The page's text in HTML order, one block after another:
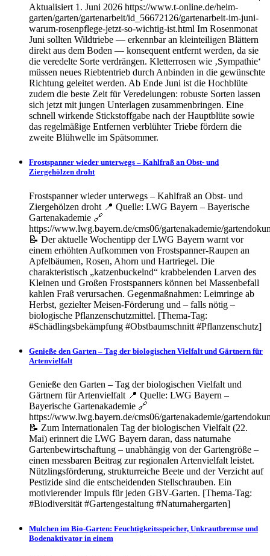
Aktualisiert 1. Juni 2026 https://www.t-online.de/heim-
garten/garten/gartenarbeit/id_56672126/gartenarbeit-im-juni-
warum-rosenpflege-jetzt-so-wichtig-ist.html Im Rosenmonat
Juni sollten Wildtriebe — erkennbar an kleinteiligen Blättern
direkt aus dem Boden — konsequent entfernt werden, da sie
die veredelte Sorte verdrängen. Kletterrosen wie ‚Sympathie‘
müssen neues Riebtentrieb durch Anbinden in die gewünschte
Richtung geleitet werden. Ab Ende Juni ist die Hochblüte
zudem die beste Zeit für Veredelungen: robuste Sorten lassen
sich jetzt mit jungen Unterlagen zusammenbringen. Eine
schnell wirkende Stickstoffgabe nach der Hauptblüte sowie
das regelmäßige Entfernen verblühter Triebe fördern die
zweite Blühwelle im Spätsommer.
Frostspanner wieder unterwegs – Kahlfraß an Obst- und
Ziergehölzen droht
Frostspanner wieder unterwegs – Kahlfraß an Obst- und
Ziergehölzen droht 📍 Quelle: LWG Bayern – Bayerische
Gartenakademie 🔗
https://www.lwg.bayern.de/cms06/gartenakademie/
📝 Der aktuelle Wochentipp der LWG Bayern warnt vor
einem erhöhten Aufkommen von Frostspanner-Raupen an
Apfelbäumen, Rosen, Ahorn und Hartriegel. Die
charakteristisch „katzenbuckelnd“ krabbelenden Larven des
Kleinen und Großen Frostspanners können bei Massenbefall
kahlen Fraß verursachen. Gegenmaßnahmen: Leimringe ab
Herbst, gezielter Meisen-Förderung und – falls nötig –
biologische Pflanzenschutzmittel. [Thema-Tag:
#Schädlingsbekämpfung #Obstbaumschnitt #Pflanzenschutz]
Genieße den Garten – Tag der biologischen Vielfalt und Gärtnern für
Artenvielfalt
Genieße den Garten – Tag der biologischen Vielfalt und
Gärtnern für Artenvielfalt 📍 Quelle: LWG Bayern –
Bayerische Gartenakademie 🔗
https://www.lwg.bayern.de/cms06/gartenakademie/
📝 Zum Internationalen Tag der biologischen Vielfalt (22.
Mai) erinnert die LWG Bayern daran, dass naturnahe
Gartenbewirtschaftung – unabhängig von der Gartengröße –
einen messbaren Beitrag zur regionalen Artenvielfalt leistet.
Nützlingsförderung, strukturreiche Beete und der Verzicht auf
Pestizide sind die entscheidenden Stellschrauben. Ein
motivierender Impuls für jeden GBV-Garten. [Thema-Tag:
#Biodiversität #Gartengestaltung #Naturnahergarten]
Mulchen im Bio-Garten: Feuchtigkeitsspeicher, Unkrautbremse und
Bodenaktivator in einem